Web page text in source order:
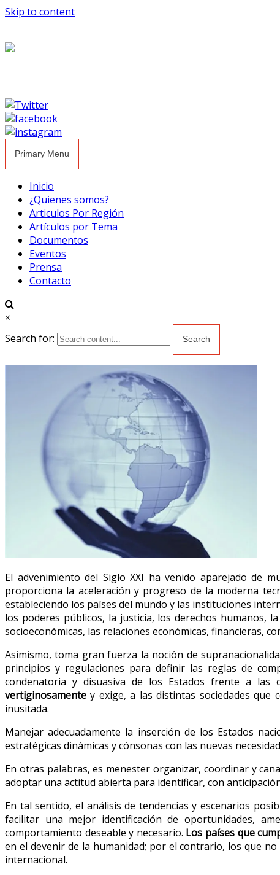
Skip to content
Primary Menu
Inicio
¿Quienes somos?
Articulos Por Región
Artículos por Tema
Documentos
Eventos
Prensa
Contacto
×
Search for:
El advenimiento del Siglo XXI ha venido aparejado de
proporciona la aceleración y progreso de la moderna
estableciendo los países del mundo y las instituciones
los poderes públicos, la justicia, los derechos humanos,
socioeconómicas, las relaciones económicas, financieras,
Asimismo, toma gran fuerza la noción de
principios y regulaciones para definir las reglas de
condenatoria y disuasiva de los Estados frente a las
vertiginosamente y exige, a las distintas sociedades que
inusitada.
Manejar adecuadamente la inserción de los Estados
estratégicas dinámicas y cónsonas con las nuevas
En otras palabras, es menester organizar, coordinar y
adoptar una actitud abierta para identificar, con
En tal sentido, el análisis de tendencias y escenarios
facilitar una mejor identificación de oportunidades,
comportamiento deseable y necesario. Los países que
en el devenir de la humanidad; por el contrario, los que
internacional.